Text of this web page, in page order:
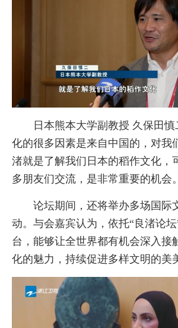
日本熊本大学副教授 久保田
化的很多因素是来自中国的，对我
渚就是了解我们日本的稻作文化，
多朋友们交流，是非常重要的机会。
论坛期间，还将举办多场国际
动。与会嘉宾认为，依托“良渚论
台，能够让全世界都有机会深入接
化的魅力，持续促进多样文明的美